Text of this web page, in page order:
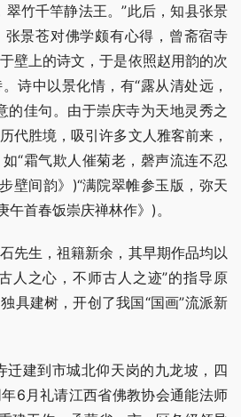
翠竹千竿静法王。”此后，知县张景
景苍对佛学颇有心得，曾斋宿寺
壁上的诗文，于是依照赵用韵的次
诗中以景化情，有“露从清处远，
的佳句。由于崇庆寺为天地灵秀之
代胜境，吸引许多文人雅客前来，
“霜气欺人催菊老，磬声流连不忍
壁间韵》)“满院翠帷参玉版，弥天
午首春饭崇庆禅林作》)。
先生，祖籍新余，其早期作品均以
人之心，不师古人之迹”的指导原
具建树，开创了我国“国画”流派新
迁建到市城北仰天岗的九龙坡，四
6月礼请江西省佛教协会通能法师